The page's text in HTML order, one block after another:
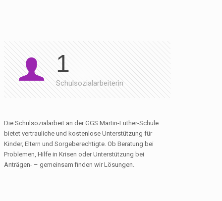
1
Schulsozialarbeiterin
Die Schulsozialarbeit an der GGS Martin-Luther-Schule
bietet vertrauliche und kostenlose Unterstützung für
Kinder, Eltern und Sorgeberechtigte. Ob Beratung bei
Problemen, Hilfe in Krisen oder Unterstützung bei
Anträgen- – gemeinsam finden wir Lösungen.